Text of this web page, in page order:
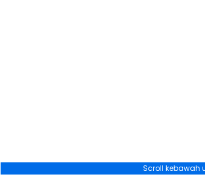
Scroll kebawah